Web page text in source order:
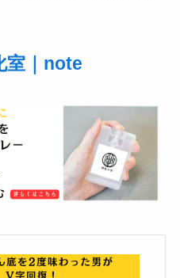
室｜note